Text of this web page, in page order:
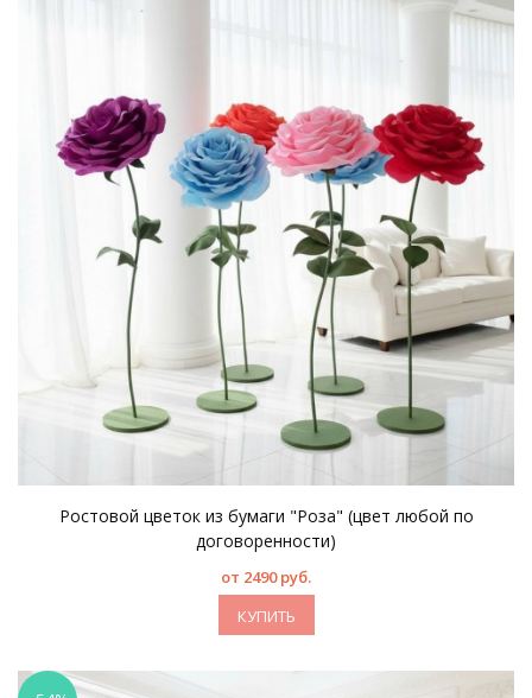
Ростовой цветок из бумаги "Роза" (цвет любой по
договоренности)
от 2490 руб.
КУПИТЬ